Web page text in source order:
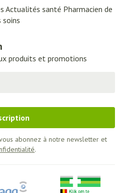
Actualités santé Pharmacien de
soins
produits et promotions
abonnez à notre newsletter et
.